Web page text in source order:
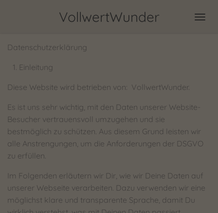
VollwertWunder
Datenschutzerklärung
Einleitung
Diese Website wird betrieben von: VollwertWunder.
Es ist uns sehr wichtig, mit den Daten unserer Website-
Besucher vertrauensvoll umzugehen und sie
bestmöglich zu schützen. Aus diesem Grund leisten wir
alle Anstrengungen, um die Anforderungen der DSGVO
zu erfüllen.
Im Folgenden erläutern wir Dir, wie wir Deine Daten auf
unserer Webseite verarbeiten. Dazu verwenden wir eine
möglichst klare und transparente Sprache, damit Du